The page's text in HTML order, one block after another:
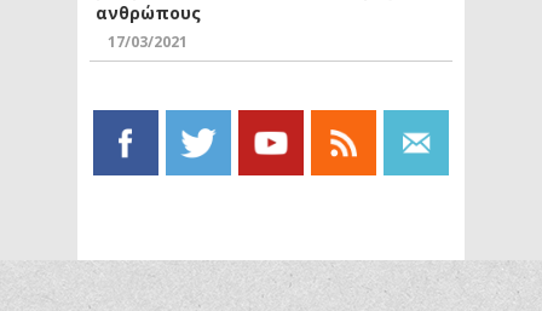
ανθρώπους
17/03/2021